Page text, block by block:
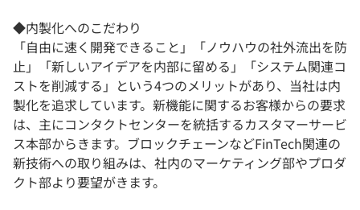
◆内製化へのこだわり
「自由に速く開発できること」「ノウハウの社外流出を防
止」「新しいアイデアを内部に留める」「システム関連コ
ストを削減する」という4つのメリットがあり、当社は内
製化を追求しています。新機能に関するお客様からの要求
は、主にコンタクトセンターを統括するカスタマーサービ
ス本部からきます。ブロックチェーンなどFinTech関連の
新技術への取り組みは、社内のマーケティング部やプロダ
クト部より要望がきます。